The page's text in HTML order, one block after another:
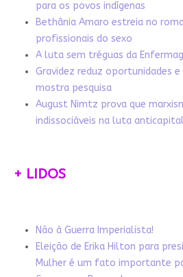
para os povos indígenas
Bethânia Amaro estreia no
profissionais do sexo
A luta sem tréguas da
Gravidez reduz oportunidades
mostra pesquisa
August Nimtz prova que
indissociáveis na luta
+ LIDOS
Não à Guerra Imperialista!
Eleição de Erika Hilton para
Mulher é um fato importante